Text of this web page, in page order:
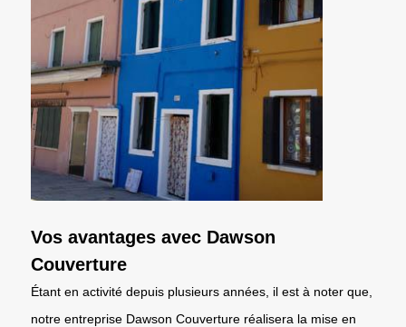
Vos avantages avec Dawson
Couverture
Étant en activité depuis plusieurs années, il est à noter que,
notre entreprise Dawson Couverture réalisera la mise en